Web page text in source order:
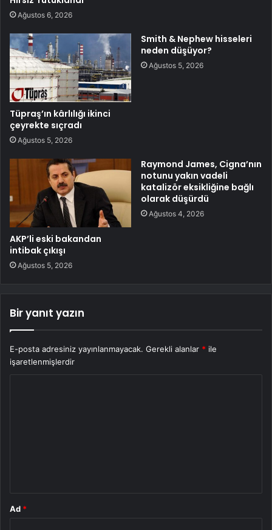
Ağustos 6, 2026
Tüpraş’ın kârlılığı ikinci
çeyrekte sıçradı
Ağustos 5, 2026
Smith & Nephew hisseleri
neden düşüyor?
Ağustos 5, 2026
AKP’li eski bakandan
intibak çıkışı
Ağustos 5, 2026
Raymond James, Cigna’nın
notunu yakın vadeli
katalizör eksikliğine bağlı
olarak düşürdü
Ağustos 4, 2026
Bir yanıt yazın
E-posta adresiniz yayınlanmayacak. Gerekli alanlar * ile
işaretlenmişlerdir
Ad *